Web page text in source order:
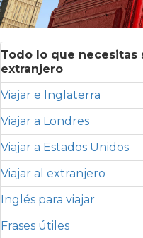
Todo lo que necesitas
extranjero
Viajar e Inglaterra
Viajar a Londres
Viajar a Estados Unidos
Viajar al extranjero
Inglés para viajar
Frases útiles